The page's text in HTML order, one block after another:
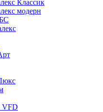
Классик
модерн
VFD